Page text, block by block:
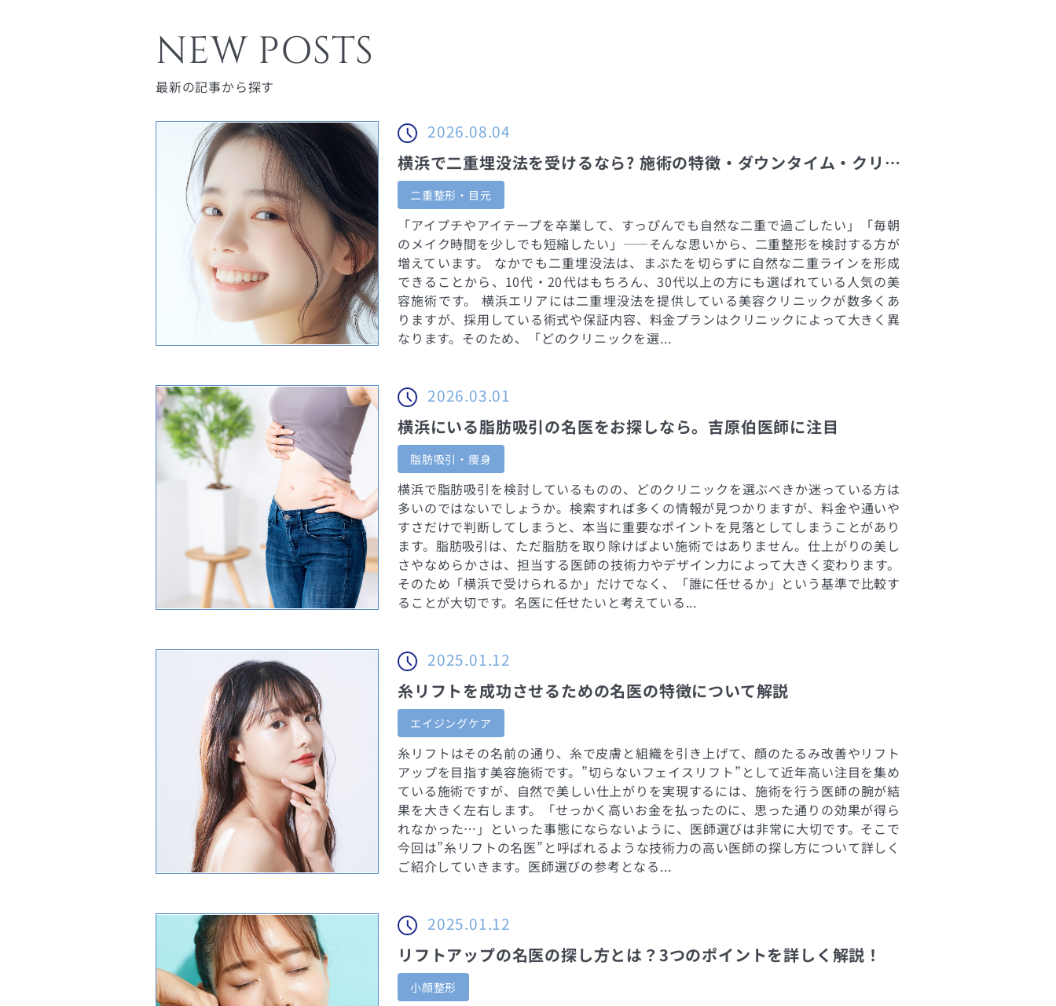
NEW POSTS
最新の記事から探す
2026.08.04
横浜で二重埋没法を受けるなら? 施術の特徴・ダウンタイム・クリニック選びのポイントを解説
二重整形・目元
「アイプチやアイテープを卒業して、すっぴんでも自然な二重で過ごしたい」「毎朝
のメイク時間を少しでも短縮したい」——そんな思いから、二重整形を検討する方が
増えています。 なかでも二重埋没法は、まぶたを切らずに自然な二重ラインを形成
できることから、10代・20代はもちろん、30代以上の方にも選ばれている人気の美
容施術です。 横浜エリアには二重埋没法を提供している美容クリニックが数多くあ
りますが、採用している術式や保証内容、料金プランはクリニックによって大きく異
なります。そのため、「どのクリニックを選...
2026.03.01
横浜にいる脂肪吸引の名医をお探しなら。吉原伯医師に注目
脂肪吸引・痩身
横浜で脂肪吸引を検討しているものの、どのクリニックを選ぶべきか迷っている方は
多いのではないでしょうか。検索すれば多くの情報が見つかりますが、料金や通いや
すさだけで判断してしまうと、本当に重要なポイントを見落としてしまうことがあり
ます。脂肪吸引は、ただ脂肪を取り除けばよい施術ではありません。仕上がりの美し
さやなめらかさは、担当する医師の技術力やデザイン力によって大きく変わります。
そのため「横浜で受けられるか」だけでなく、「誰に任せるか」という基準で比較す
ることが大切です。名医に任せたいと考えている...
2025.01.12
糸リフトを成功させるための名医の特徴について解説
エイジングケア
糸リフトはその名前の通り、糸で皮膚と組織を引き上げて、顔のたるみ改善やリフト
アップを目指す美容施術です。”切らないフェイスリフト”として近年高い注目を集め
ている施術ですが、自然で美しい仕上がりを実現するには、施術を行う医師の腕が結
果を大きく左右します。「せっかく高いお金を払ったのに、思った通りの効果が得ら
れなかった…」といった事態にならないように、医師選びは非常に大切です。そこで
今回は”糸リフトの名医”と呼ばれるような技術力の高い医師の探し方について詳しく
ご紹介していきます。医師選びの参考となる...
2025.01.12
リフトアップの名医の探し方とは？3つのポイントを詳しく解説！
小顔整形